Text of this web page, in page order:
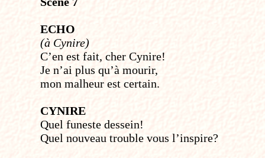
ECHO
(à Cynire)
C’en est fait, cher Cynire!
Je n’ai plus qu’à mourir,
mon malheur est certain.
CYNIRE
Quel funeste dessein!
Quel nouveau trouble vous l’inspire?